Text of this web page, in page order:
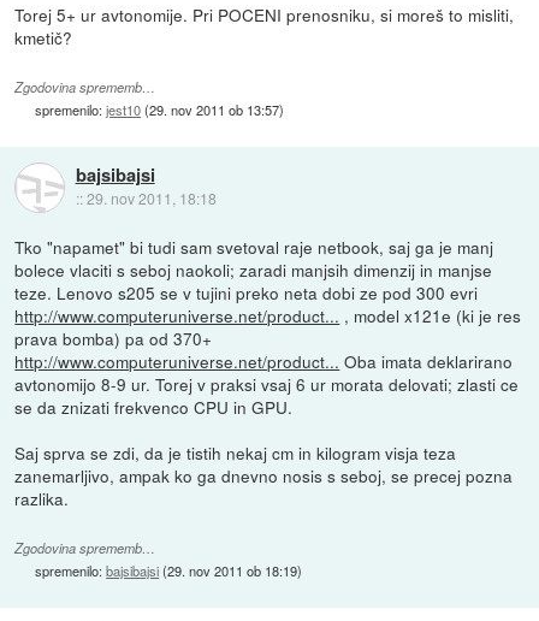
Torej 5+ ur avtonomije. Pri POCENI prenosniku, si moreš to misliti,
kmetič?
Zgodovina sprememb…
spremenilo:jest10(29. nov 2011 ob 13:57)
bajsibajsi
::29. nov 2011, 18:18
Tko "napamet" bi tudi sam svetoval raje netbook, saj ga je manj
bolece vlaciti s seboj naokoli; zaradi manjsih dimenzij in manjse
teze. Lenovo s205 se v tujini preko neta dobi ze pod 300 evri
http://www.computeruniverse.net/product... , model x121e (ki je res
prava bomba) pa od 370+
http://www.computeruniverse.net/product... Oba imata deklarirano
avtonomijo 8-9 ur. Torej v praksi vsaj 6 ur morata delovati; zlasti ce
se da znizati frekvenco CPU in GPU.
Saj sprva se zdi, da je tistih nekaj cm in kilogram visja teza
zanemarljivo, ampak ko ga dnevno nosis s seboj, se precej pozna
razlika.
Zgodovina sprememb…
spremenilo:bajsibajsi(29. nov 2011 ob 18:19)